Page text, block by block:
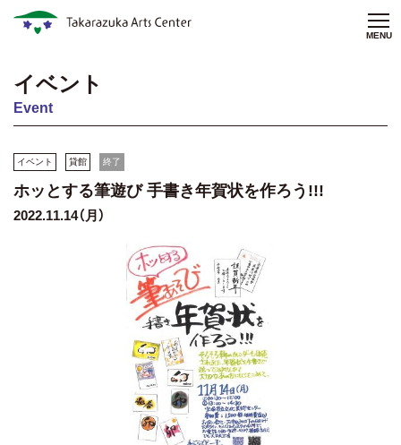
MENU
イベント
Event
イベント 貸館 終了
ホッとする筆遊び 手書き年賀状を作ろう!!!
2022.11.14（月）